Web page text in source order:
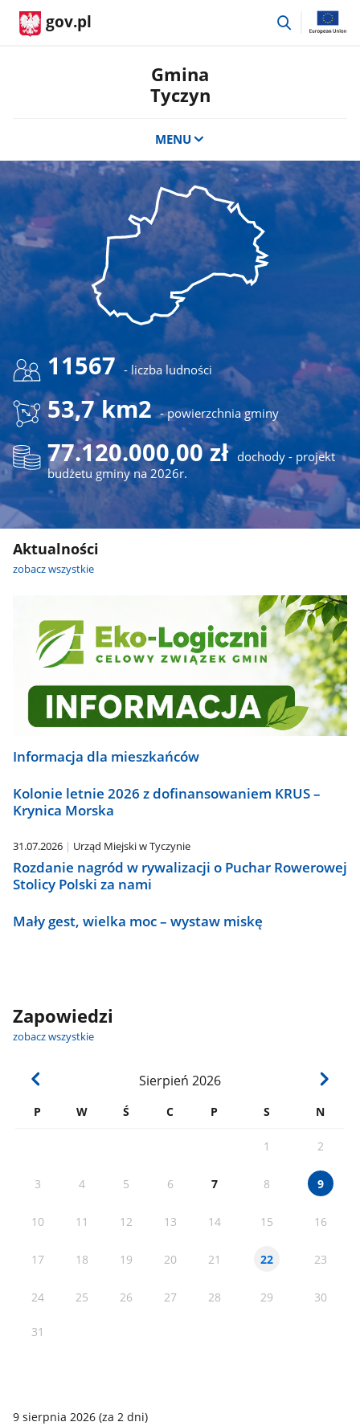
gov.pl
przejdź
Gmina
Tyczyn
MENU
11567 - liczba ludności
53,7 km2 - powierzchnia gminy
77.120.000,00 zł dochody - projekt
budżetu gminy na 2026r.
Aktualności
zobacz wszystkie
Informacja dla mieszkańców
Kolonie letnie 2026 z dofinansowaniem KRUS –
Krynica Morska
31.07.2026 Urząd Miejski w Tyczynie
Rozdanie nagród w rywalizacji o Puchar Rowerowej
Stolicy Polski za nami
Mały gest, wielka moc – wystaw miskę
Zapowiedzi
zobacz wszystkie
Sierpień 2026
P W Ś C P S N
1 2
3 4 5 6 7 8 9
10 11 12 13 14 15 16
17 18 19 20 21 22 23
24 25 26 27 28 29 30
31
9 sierpnia 2026(za 2 dni)